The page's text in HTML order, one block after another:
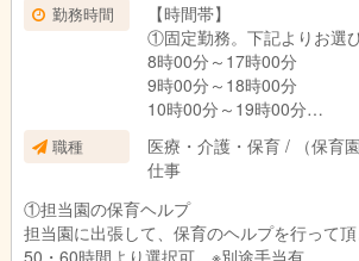
勤務時間
【時間帯】
①固定勤務。下記よりお選
8時00分～17時00分
9時00分～18時00分
10時00分～19時00分
11時00分～20時00分
②曜日選択ができます。
土曜か日曜のうち1日と平日
平日3日
職種
医療・介護・保育 / （保育
仕事
①担当園の保育ヘルプ
担当園に出張して、保育のヘルプを行って